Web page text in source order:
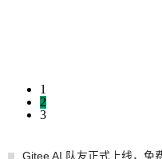
1
2
3
Gitee AI 队友正式上线，免